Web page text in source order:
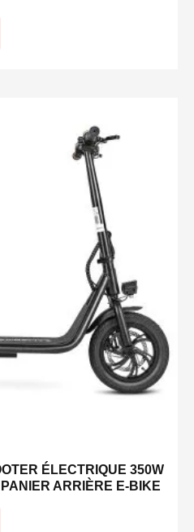
ÉLECTRIQUE 350W
ARRIÈRE E-BIKE